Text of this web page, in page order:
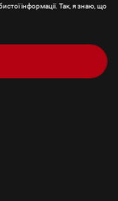
інформації. Так, я знаю, що